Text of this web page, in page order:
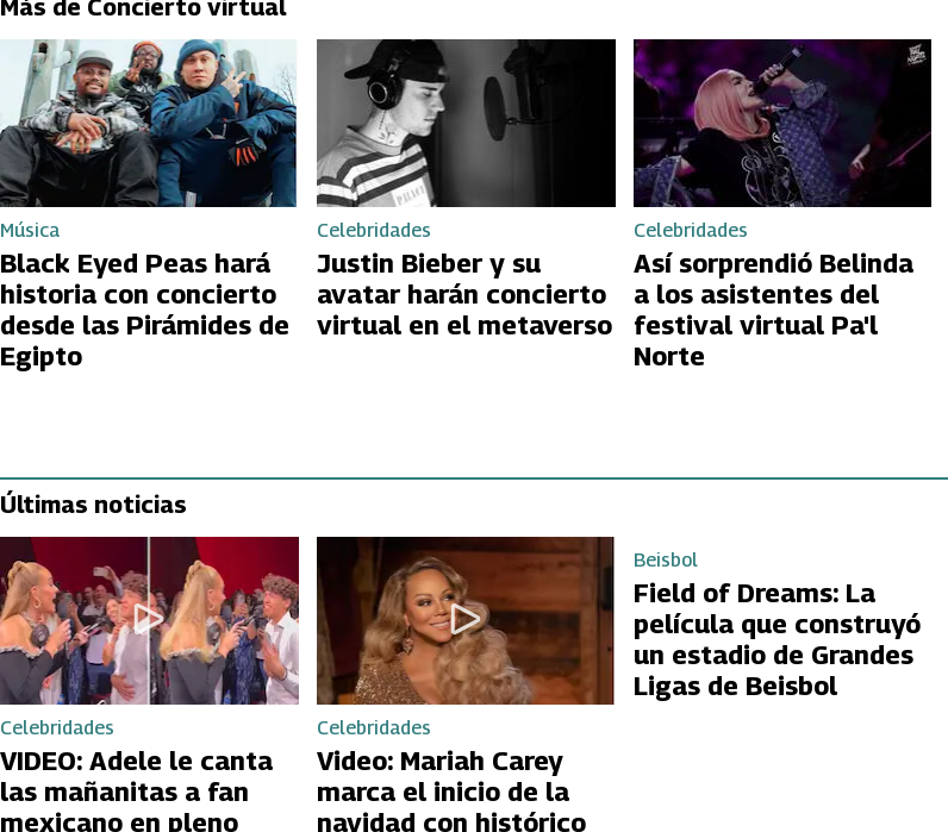
Más de Concierto virtual
Música
Black Eyed Peas hará
historia con concierto
desde las Pirámides de
Egipto
Celebridades
Justin Bieber y su
avatar harán concierto
virtual en el metaverso
Celebridades
Así sorprendió Belinda
a los asistentes del
festival virtual Pa'l
Norte
Últimas noticias
Celebridades
VIDEO: Adele le canta
las mañanitas a fan
mexicano en pleno
Celebridades
Video: Mariah Carey
marca el inicio de la
navidad con histórico
Beisbol
Field of Dreams: La
película que construyó
un estadio de Grandes
Ligas de Beisbol